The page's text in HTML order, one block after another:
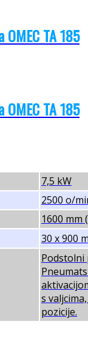
TA 185
TA 185
7,5 kW
2500 o/
1600 mm
30 x 900
Podstolni
s
pozicije.